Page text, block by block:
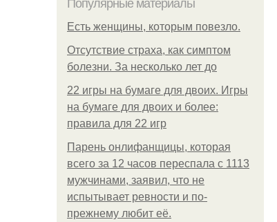
Популярные материалы
Есть женщины, которым повезло.
Отсутствие страха, как симптом
болезни. За несколько лет до
22 игры на бумаге для двоих. Игры
на бумаге для двоих и более:
правила для 22 игр
Парень онлифанщицы, которая
всего за 12 часов переспала с 1113
мужчинами, заявил, что не
испытывает ревности и по-
прежнему любит её.